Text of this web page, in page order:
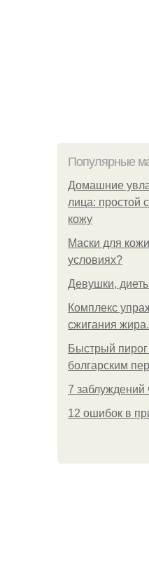
Популярные
Домашние
лица: простой
кожу
Маски для
условиях?
Девушки,
Комплекс
сжигания жира.
Быстрый пирог
болгарским
7 заблуждений
12 ошибок в